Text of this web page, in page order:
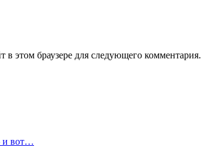
этом браузере для следующего комментария.
и вот…